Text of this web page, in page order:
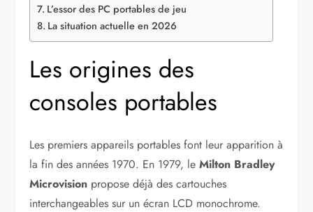
L’essor des PC portables de jeu
La situation actuelle en 2026
Les origines des
consoles portables
Les premiers appareils portables font leur apparition à
la fin des années 1970. En 1979, leMilton Bradley
Microvision propose déjà des cartouches
interchangeables sur un écran LCD monochrome.